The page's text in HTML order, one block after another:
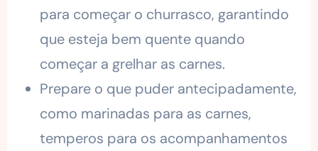
para começar o churrasco, garantindo
que esteja bem quente quando
começar a grelhar as carnes.
Prepare o que puder antecipadamente,
como marinadas para as carnes,
temperos para os acompanhamentos